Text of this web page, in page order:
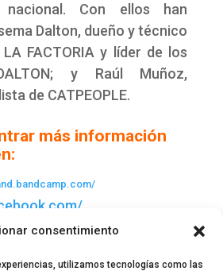
consentimiento
utilizamos tecnologías como las
nacional. Con ellos han
Dalton, dueño y técnico
FACTORIA y líder de los
y Raúl Muñoz,
de CATPEOPLE.
más información
bandcamp.com/